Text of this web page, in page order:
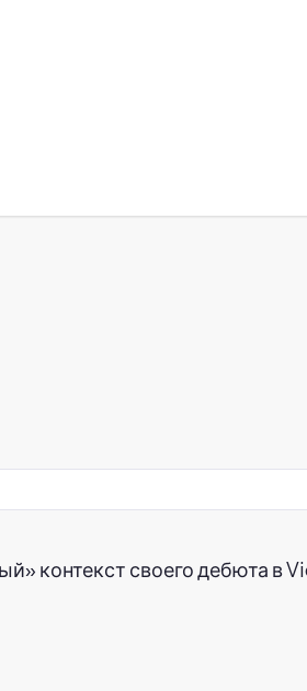
контекст своего дебюта в